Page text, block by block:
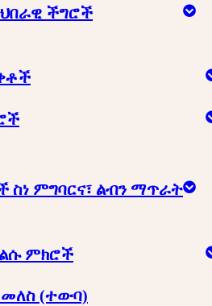
ችግሮች
ስነ ምግባርና፣ ልብን ማጥራት
ምክሮች
(ተውባ)